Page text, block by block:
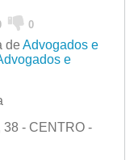
0
deAdvogados e
e
- CENTRO -